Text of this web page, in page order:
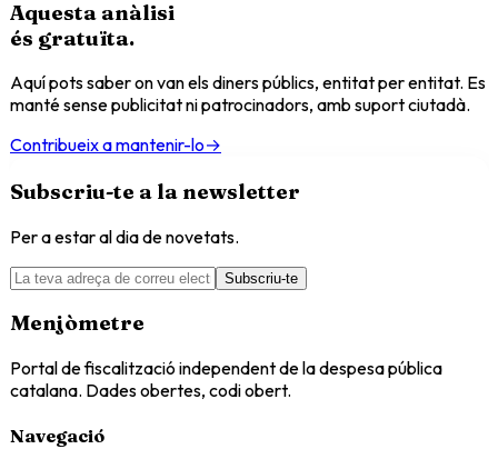
Aquesta anàlisi
és gratuïta.
Aquí pots saber on van els diners públics, entitat per entitat. Es
manté sense publicitat ni patrocinadors, amb suport ciutadà.
Contribueix a mantenir-lo→
Subscriu-te a la newsletter
Per a estar al dia de novetats.
Subscriu-te
Menjòmetre
Portal de fiscalització independent de la despesa pública
catalana. Dades obertes, codi obert.
Navegació